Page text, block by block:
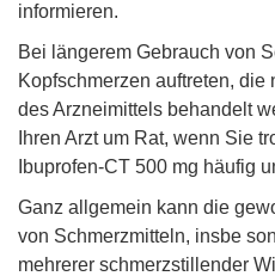
informieren.
Bei längerem Gebrauch von
Kopfschmerzen auftreten, die
des Arzneimittels behandelt
Ihren Arzt um Rat, wenn Sie
Ibuprofen-CT 500 mg häufig
Ganz allgemein kann die
von Schmerzmitteln, insbe
mehrerer schmerzstillender